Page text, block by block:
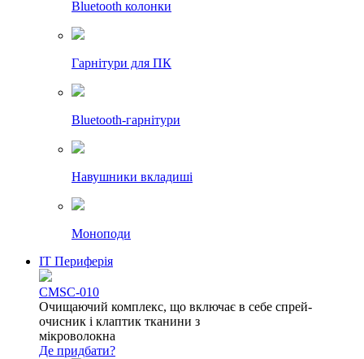
Bluetooth колонки
Гарнітури для ПК
Bluetooth-гарнітури
Навушники вкладиші
Моноподи
IT Периферія
CMSC-010
Очищаючий комплекс, що включає в себе спрей-
очисник і клаптик тканини з
мікроволокна
Де придбати?